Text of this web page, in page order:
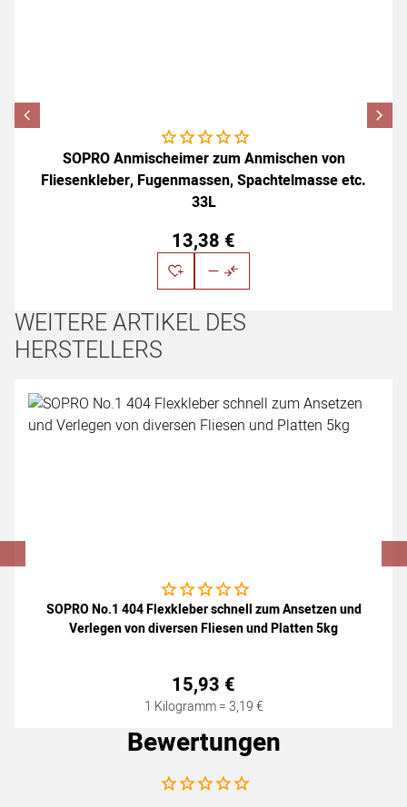
Noch keine Bewertungen abgegeben
SOPRO Anmischeimer zum Anmischen von
Fliesenkleber, Fugenmassen, Spachtelmasse etc.
33L
13,38 €
WEITERE ARTIKEL DES
HERSTELLERS
Artikel überspringen
Noch keine Bewertungen abgegeben
SOPRO No.1 404 Flexkleber schnell zum Ansetzen und
Verlegen von diversen Fliesen und Platten 5kg
15,93 €
1 Kilogramm =3,19€
Bewertungen
Noch keine Bewertungen abgegeben